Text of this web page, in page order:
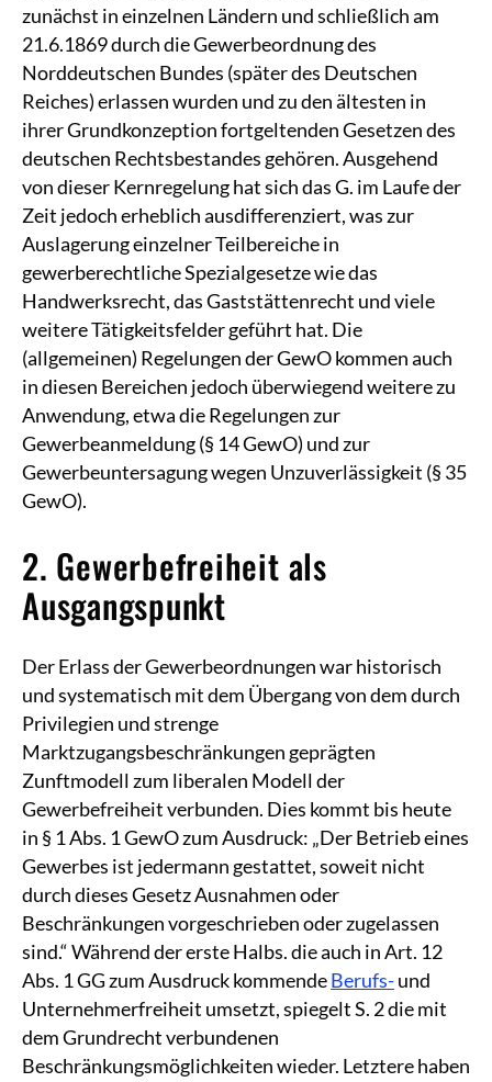
zunächst in einzelnen Ländern und schließlich am
21.6.1869 durch die Gewerbeordnung des
Norddeutschen Bundes (später des Deutschen
Reiches) erlassen wurden und zu den ältesten in
ihrer Grundkonzeption fortgeltenden Gesetzen des
deutschen Rechtsbestandes gehören. Ausgehend
von dieser Kernregelung hat sich das G. im Laufe der
Zeit jedoch erheblich ausdifferenziert, was zur
Auslagerung einzelner Teilbereiche in
gewerberechtliche Spezialgesetze wie das
Handwerksrecht, das Gaststättenrecht und viele
weitere Tätigkeitsfelder geführt hat. Die
(allgemeinen) Regelungen der GewO kommen auch
in diesen Bereichen jedoch überwiegend weitere zu
Anwendung, etwa die Regelungen zur
Gewerbeanmeldung (§ 14 GewO) und zur
Gewerbeuntersagung wegen Unzuverlässigkeit (§ 35
GewO).
2. Gewerbefreiheit als
Ausgangspunkt
Der Erlass der Gewerbeordnungen war historisch
und systematisch mit dem Übergang von dem durch
Privilegien und strenge
Marktzugangsbeschränkungen geprägten
Zunftmodell zum liberalen Modell der
Gewerbefreiheit verbunden. Dies kommt bis heute
in § 1 Abs. 1 GewO zum Ausdruck: „Der Betrieb eines
Gewerbes ist jedermann gestattet, soweit nicht
durch dieses Gesetz Ausnahmen oder
Beschränkungen vorgeschrieben oder zugelassen
sind.“ Während der erste Halbs. die auch in Art. 12
Abs. 1 GG zum Ausdruck kommendeBerufs-und
Unternehmerfreiheit umsetzt, spiegelt S. 2 die mit
dem Grundrecht verbundenen
Beschränkungsmöglichkeiten wieder. Letztere haben